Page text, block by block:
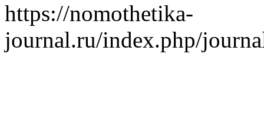
https://nomothetika-
journal.ru/index.php/